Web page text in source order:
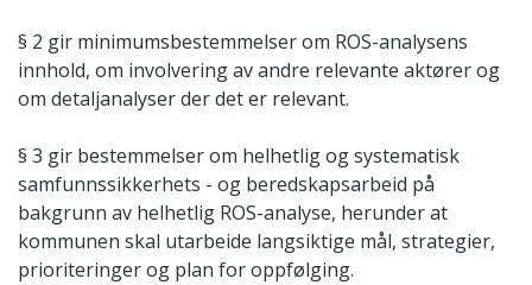
§ 2 gir minimumsbestemmelser om ROS-analysens
innhold, om involvering av andre relevante aktører og
om detaljanalyser der det er relevant.
§ 3 gir bestemmelser om helhetlig og systematisk
samfunnssikkerhets - og beredskapsarbeid på
bakgrunn av helhetlig ROS-analyse, herunder at
kommunen skal utarbeide langsiktige mål, strategier,
prioriteringer og plan for oppfølging.